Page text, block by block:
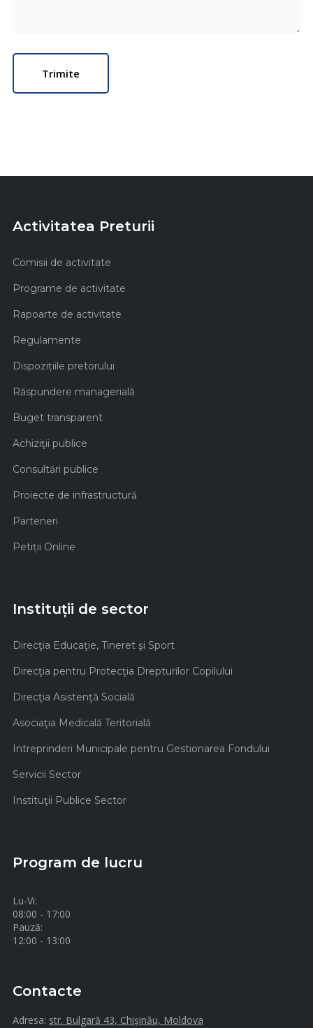
Activitatea Preturii
Comisii de activitate
Programe de activitate
Rapoarte de activitate
Regulamente
Dispozițiile pretorului
Răspundere managerială
Buget transparent
Achiziţii publice
Consultări publice
Proiecte de infrastructură
Parteneri
Petiții Online
Instituții de sector
Direcţia Educaţie, Tineret şi Sport
Direcţia pentru Protecţia Drepturilor Copilului
Direcţia Asistenţă Socială
Asociaţia Medicală Teritorială
Intreprinderi Municipale pentru Gestionarea Fondului
Servicii Sector
Instituţii Publice Sector
Program de lucru
Lu-Vi:
08:00 - 17:00
Pauză:
12:00 - 13:00
Contacte
Adresa: str. Bulgară 43, Chișinău, Moldova